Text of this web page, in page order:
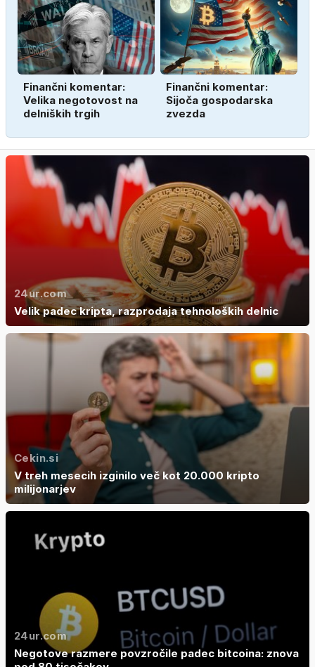
Finančni komentar:
Velika negotovost na
delniških trgih
Finančni komentar:
Sijoča gospodarska
zvezda
24ur.com
Velik padec kripta, razprodaja tehnoloških delnic
Cekin.si
V treh mesecih izginilo več kot 20.000 kripto
milijonarjev
24ur.com
Negotove razmere povzročile padec bitcoina: znova